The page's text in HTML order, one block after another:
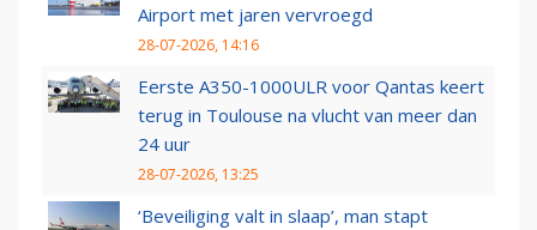
Airport met jaren vervroegd
28-07-2026, 14:16
Eerste A350-1000ULR voor Qantas keert
terug in Toulouse na vlucht van meer dan
24 uur
28-07-2026, 13:25
‘Beveiliging valt in slaap’, man stapt